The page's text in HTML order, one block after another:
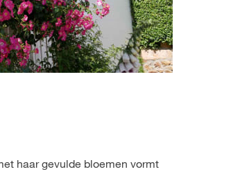
haar gevulde bloemen vormt